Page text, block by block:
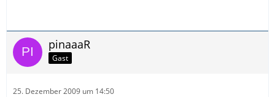
pinaaaR
Gast
25. Dezember 2009 um 14:50